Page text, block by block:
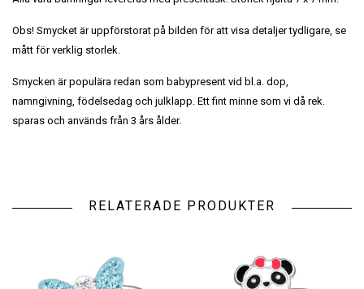
Obs! Smycket är uppförstorat på bilden för att visa detaljer tydligare, se
mått för verklig storlek.
Smycken är populära redan som babypresent vid bl.a. dop,
namngivning, födelsedag och julklapp. Ett fint minne som vi då rek.
sparas och används från 3 års ålder.
RELATERADE PRODUKTER